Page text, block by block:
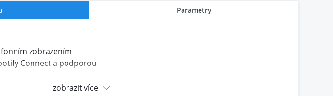
Parametry
zobrazením
Connect a podporou
zobrazit více